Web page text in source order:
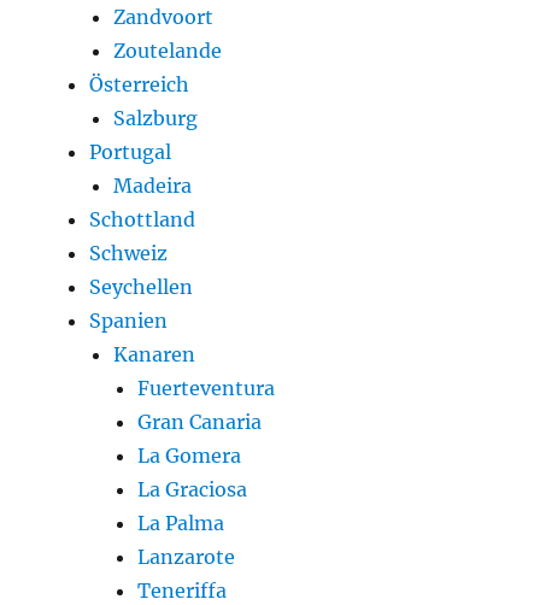
Zandvoort
Zoutelande
Österreich
Salzburg
Portugal
Madeira
Schottland
Schweiz
Seychellen
Spanien
Kanaren
Fuerteventura
Gran Canaria
La Gomera
La Graciosa
La Palma
Lanzarote
Teneriffa